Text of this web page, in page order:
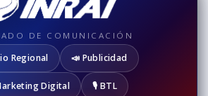
DE COMUNICACIÓN
Regional 📣 Publicidad
Digital 🎙️ BTL